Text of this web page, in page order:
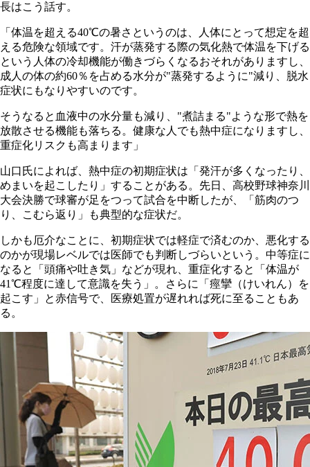
長はこう話す。
「体温を超える40℃の暑さというのは、人体にとって想定を超
える危険な領域です。汗が蒸発する際の気化熱で体温を下げる
という人体の冷却機能が働きづらくなるおそれがありますし、
成人の体の約60％を占める水分が"蒸発するように"減り、脱水
症状にもなりやすいのです。
そうなると血液中の水分量も減り、"煮詰まる"ような形で熱を
放散させる機能も落ちる。健康な人でも熱中症になりますし、
重症化リスクも高まります」
山口氏によれば、熱中症の初期症状は「発汗が多くなったり、
めまいを起こしたり」することがある。先日、高校野球神奈川
大会決勝で球審が足をつって試合を中断したが、「筋肉のつ
り、こむら返り」も典型的な症状だ。
しかも厄介なことに、初期症状では軽症で済むのか、悪化する
のかが現場レベルでは医師でも判断しづらいという。中等症に
なると「頭痛や吐き気」などが現れ、重症化すると「体温が
41℃程度に達して意識を失う」。さらに「痙攣（けいれん）を
起こす」と赤信号で、医療処置が遅れれば死に至ることもあ
る。